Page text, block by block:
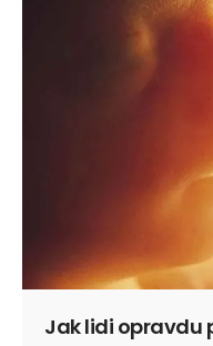
Jak lidi opravdu